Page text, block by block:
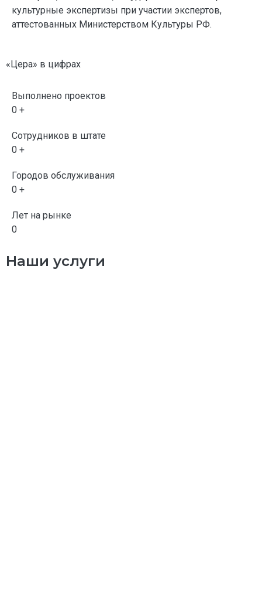
культурные экспертизы при участии экспертов,
аттестованных Министерством Культуры РФ.
«Цера» в цифрах
Выполнено проектов
0 +
Сотрудников в штате
0 +
Городов обслуживания
0 +
Лет на рынке
0
Наши услуги